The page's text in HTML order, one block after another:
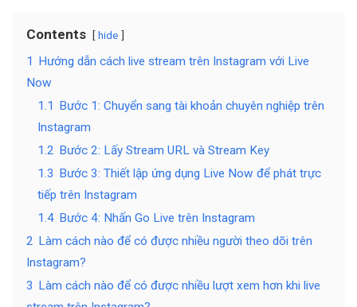
Contents hide
1 Hướng dẫn cách live stream trên Instagram với Live
Now
1.1 Bước 1: Chuyển sang tài khoản chuyên nghiệp trên
Instagram
1.2 Bước 2: Lấy Stream URL và Stream Key
1.3 Bước 3: Thiết lập ứng dụng Live Now để phát trực
tiếp trên Instagram
1.4 Bước 4: Nhấn Go Live trên Instagram
2 Làm cách nào để có được nhiều người theo dõi trên
Instagram?
3 Làm cách nào để có được nhiều lượt xem hơn khi live